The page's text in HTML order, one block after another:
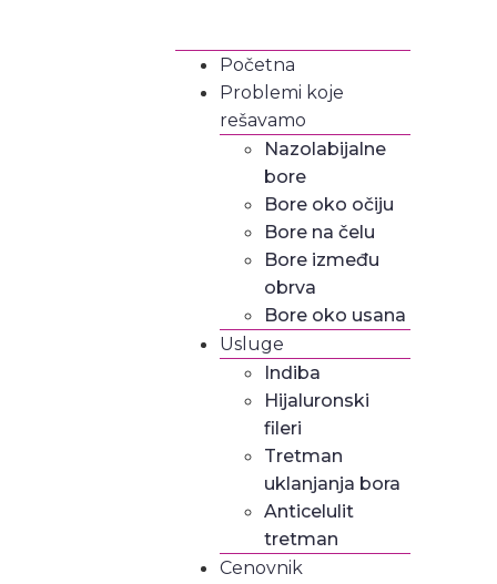
Početna
Problemi koje
rešavamo
Nazolabijalne
bore
Bore oko očiju
Bore na čelu
Bore između
obrva
Bore oko usana
Usluge
Indiba
Hijaluronski
fileri
Tretman
uklanjanja bora
Anticelulit
tretman
Cenovnik